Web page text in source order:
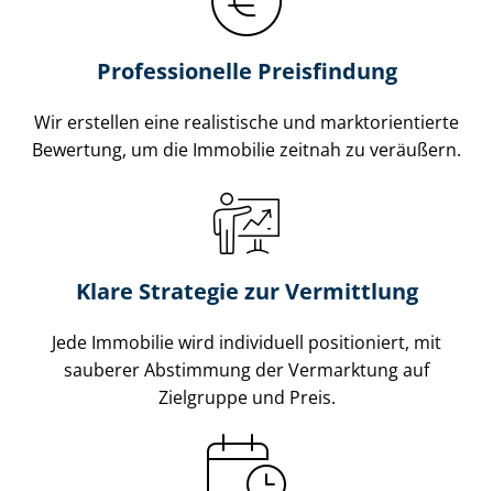
Professionelle Preisfindung
Wir erstellen eine realistische und markt­ori­en­tier­te
Bewertung, um die Immobilie zeitnah zu veräußern.
Klare Strategie zur Vermittlung
Jede Immobilie wird individuell positioniert, mit
sauberer Abstimmung der Vermarktung auf
Zielgruppe und Preis.